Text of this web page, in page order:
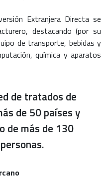
Extranjera Directa se
destacando (por su
de transporte, bebidas y
química y aparatos
de tratados de
de 50 países y
de más de 130